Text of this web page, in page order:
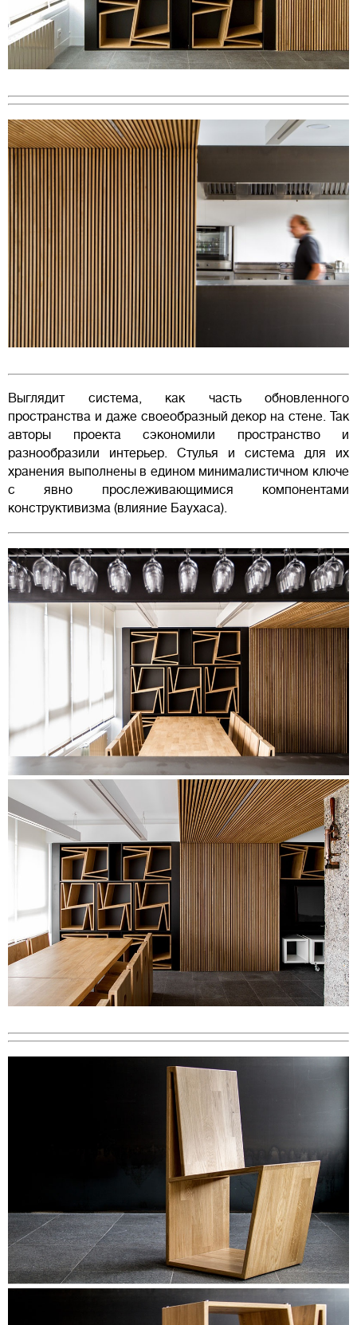
Выглядит система, как часть обновленного
пространства и даже своеобразный декор на стене. Так
авторы проекта сэкономили пространство и
разнообразили интерьер. Стулья и система для их
хранения выполнены в едином минималистичном ключе
с явно прослеживающимися компонентами
конструктивизма (влияние Баухаса).